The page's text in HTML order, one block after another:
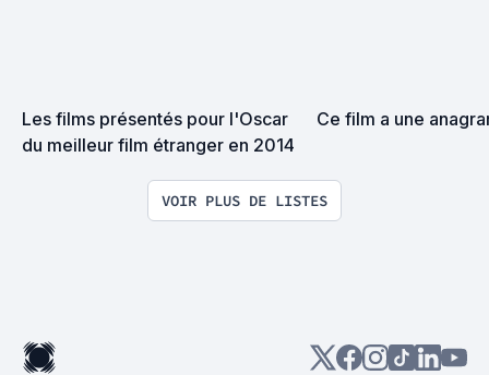
Les films présentés pour l'Oscar
du meilleur film étranger en 2014
Ce film a une
VOIR PLUS DE LISTES